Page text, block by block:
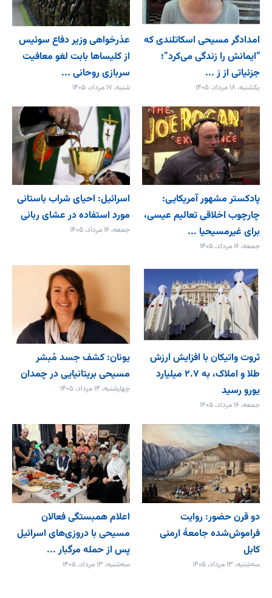
امدادگر مسیحی اسکاتلندی که
“ایمانش را زندگی می‌کرد”؛
جزئیاتی از ز ...
یکشنبه، ۱۸ مرداد، ۱۴۰۵
عذرخواهی وزیر دفاع سوئیس
از کلیساها بابت لغو معافیت
سربازی روحانی ...
شنبه، ۱۷ مرداد، ۱۴۰۵
پادکستر مشهور آمریکایی:
چارچوب اخلاقی تعالیم عیسی،
برای غیرمسیحیا ...
جمعه، ۱۶ مرداد، ۱۴۰۵
اسرائیل: احیای شراب باستانی
مورد استفاده در عشای ربانی
جمعه، ۱۶ مرداد، ۱۴۰۵
ثروت واتیکان با افزایش ارزش
طلا و املاک، به ۲.۷ میلیارد
یورو رسید
جمعه، ۱۶ مرداد، ۱۴۰۵
یونان: کشف جسد مُبشر
مسیحی بریتانیایی در چمدان
چهارشنبه، ۱۴ مرداد، ۱۴۰۵
دو قرن حضور: روایت
فراموش‌شده جامعۀ ارمنی
کابل
سه‌شنبه، ۱۳ مرداد، ۱۴۰۵
اعلام همبستگی فعالان
مسیحی با دروزی‌های اسرائیل
پس از حمله مرگبار ...
سه‌شنبه، ۱۳ مرداد، ۱۴۰۵